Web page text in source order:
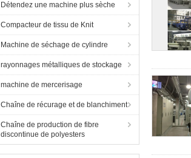
Détendez une machine plus sèche
Compacteur de tissu de Knit
Machine de séchage de cylindre
rayonnages métalliques de stockage
machine de mercerisage
Chaîne de récurage et de blanchiment
Chaîne de production de fibre
discontinue de polyesters